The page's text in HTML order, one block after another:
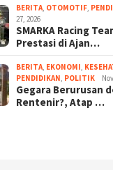
BERITA OTOMOTIF
27, 2026
SMARKA Racing
Prestasi di Ajan…
BERITA EKONOMI
PENDIDIKAN POLITIK
Gegara Berurusan
Rentenir?, Atap …